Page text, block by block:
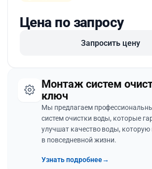
Цена по запросу
Запросить цену
Монтаж систем
ключ
Мы предлагаем
систем очистки воды, которые
улучшат качество воды, которую
в повседневной жизни.
Узнать подробнее→